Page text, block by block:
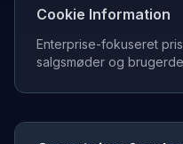
Cookie Information
Enterprise-fokuseret
salgsmøder og